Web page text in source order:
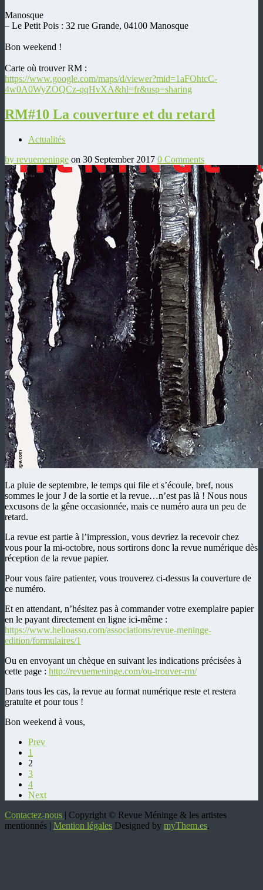
Manosque
– Le Petit Pois : 32 rue Grande, 04100 Manosque
Bon weekend !
Carte où trouver RM :
https://www.google.com/maps/d/viewer?mid=1aFOhtcC-
4w0A0WyZOQCz-qqHvXA&hl=fr&usp=sharing
RM#10 La couverture et du retard
Actualités
by revuemeninge on 30 September 2017 0 Comments
La pluie de septembre, le temps qui file et s’écoule, bref, nous
sommes le jour J de la sortie et la revue…n’est pas là ! Nous nous
excusons de la gêne occasionnée, mais ce numéro aura un peu de
retard.
La revue est partie à l’impression, vous devriez la recevoir chez
vous pour la mi-octobre, nous sortirons donc la revue numérique dès
réception de la revue papier.
Pour vous faire patienter, vous trouverez ci-dessus la couverture de
ce numéro.
Et en attendant, n’hésitez pas à commander votre exemplaire papier
en le payant directement en ligne ici-même :
https://www.helloasso.com/associations/revue-meninge-
edition/formulaires/1
Ou en envoyant un chèque en suivant les indications précisées à
cette page : http://revuemeninge.com/ou-trouver-rm/
Dans tous les cas, la revue au format numérique reste et restera
gratuite et pour tous !
Bon weekend à vous,
Prev
1
2
3
4
Next
Contactez-nous | Copyright © Revue Méninge & les artistes
mentionnés | Mention légales Designed by myThem.es.